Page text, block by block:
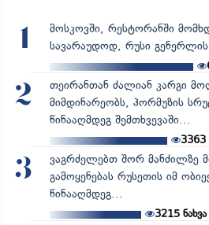
1
მოსკოვში, რესტორანში
სავარაუდოდ, რუსი
2
თეირანთან ძალიან კარგი
მიმდინარეობს, ჰორმუზის
წინააღმდეგ შემთხვევაში...
3363
3
ვაგრძელებთ შორ მანძილზე
გამოყენებას რუსეთის იმ
წინააღმდეგ...
3215ნახვა